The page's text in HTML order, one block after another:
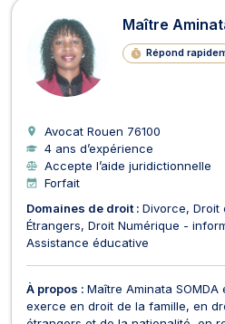
Maître
Répond
Avocat Rouen 76100
4 ans d’expérience
Accepte l’aide juridictionnelle
Forfait
Domaines de droit : Divorce Droit
Étrangers Droit Numérique -
Assistance éducative
À propos : Maître Aminata
exerce en droit de la famille, en